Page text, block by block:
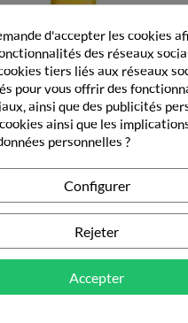
d'accepter les cookies
des réseaux
tiers liés aux réseaux
pour vous offrir des
ainsi que des publicités
ainsi que les
personnelles ?
Configurer
Rejeter
Accepter